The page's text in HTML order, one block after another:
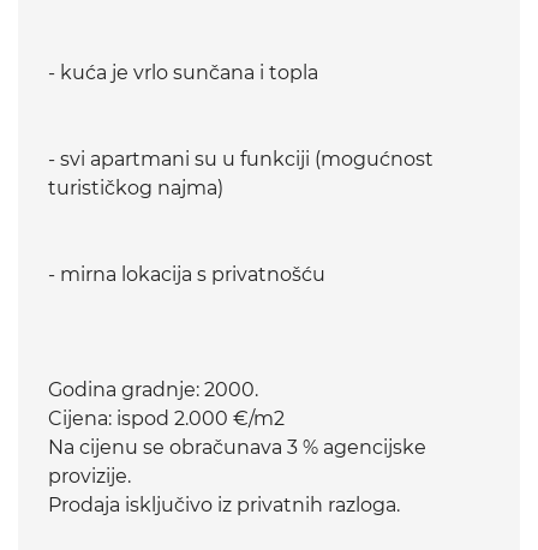
- kuća je vrlo sunčana i topla
- svi apartmani su u funkciji (mogućnost
turističkog najma)
- mirna lokacija s privatnošću
Godina gradnje: 2000.
Cijena: ispod 2.000 €/m2
Na cijenu se obračunava 3 % agencijske
provizije.
Prodaja isključivo iz privatnih razloga.